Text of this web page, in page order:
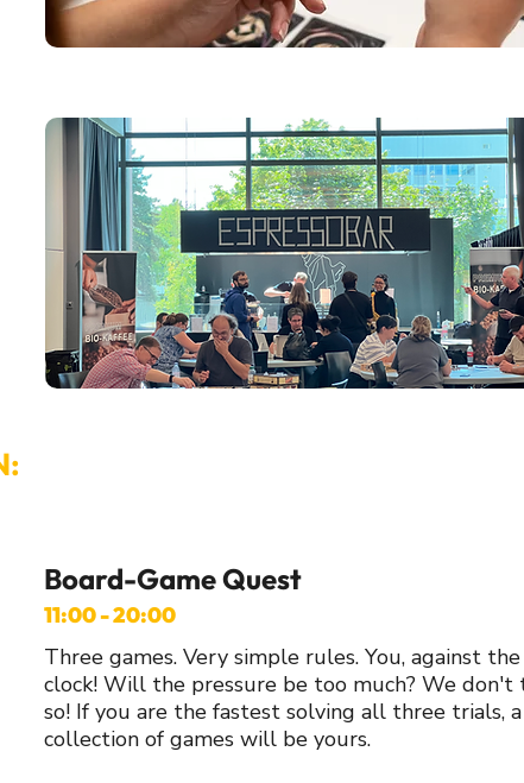
Board-Game Quest
11:00 - 20:00
Three games. Very simple rules. You, against the
clock! Will the pressure be too much? We don't
so! If you are the fastest solving all three trials, a
collection of games will be yours.